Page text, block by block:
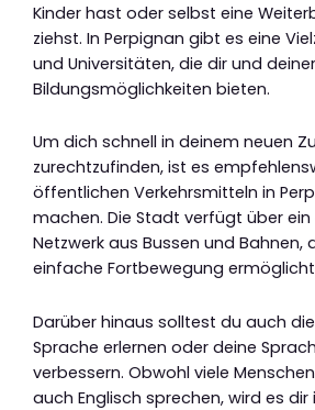
Kinder hast oder selbst eine
ziehst. In Perpignan gibt es eine
und Universitäten, die dir und
Bildungsmöglichkeiten bieten.
Um dich schnell in deinem neuen
zurechtzufinden, ist es
öffentlichen Verkehrsmitteln in
machen. Die Stadt verfügt über
Netzwerk aus Bussen und Bahnen,
einfache Fortbewegung
Darüber hinaus solltest du auch
Sprache erlernen oder deine
verbessern. Obwohl viele
auch Englisch sprechen, wird es